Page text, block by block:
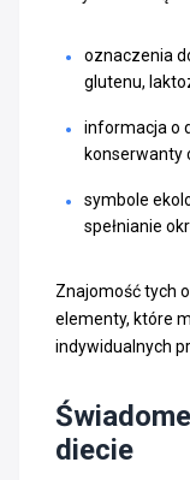
oznaczenia
glutenu,
informacja o
konserwanty
symbole
spełnianie
Znajomość tych
elementy, które
indywidualnych
diecie